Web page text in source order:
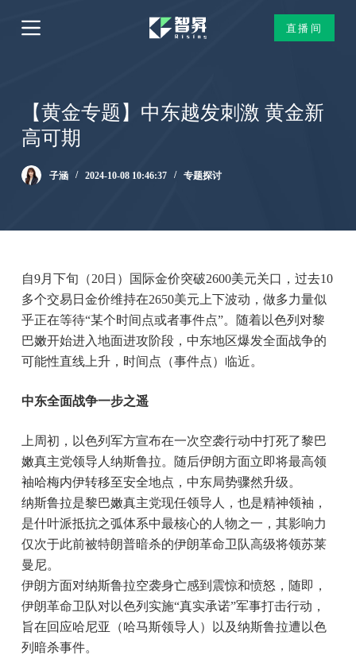
跳
过
直播间
【黄金专题】中东越发刺激 黄金新
高可期
子涵 2024-10-08 10:46:37 专题探讨
自9月下旬（20日）国际金价突破2600美元关口，过去10
多个交易日金价维持在2650美元上下波动，做多力量似
乎正在等待“某个时间点或者事件点”。随着以色列对黎
巴嫩开始进入地面进攻阶段，中东地区爆发全面战争的
可能性直线上升，时间点（事件点）临近。
中东全面战争一步之遥
上周初，以色列军方宣布在一次空袭行动中打死了黎巴
嫩真主党领导人纳斯鲁拉。随后伊朗方面立即将最高领
袖哈梅内伊转移至安全地点，中东局势骤然升级。
纳斯鲁拉是黎巴嫩真主党现任领导人，也是精神领袖，
是什叶派抵抗之弧体系中最核心的人物之一，其影响力
仅次于此前被特朗普暗杀的伊朗革命卫队高级将领苏莱
曼尼。
伊朗方面对纳斯鲁拉空袭身亡感到震惊和愤怒，随即，
伊朗革命卫队对以色列实施“真实承诺”军事打击行动，
旨在回应哈尼亚（哈马斯领导人）以及纳斯鲁拉遭以色
列暗杀事件。